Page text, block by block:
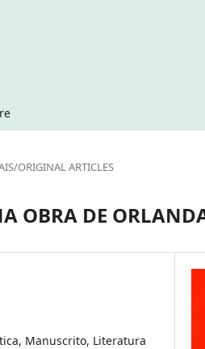
ORIGINAL ARTICLES
OBRA DE
Manuscrito, Literatura